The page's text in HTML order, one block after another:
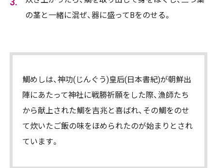
の茎と一緒に混ぜ、器に盛ってBをのせる。
鯛めしは、神功(じんぐう)皇后(日本書紀)が朝鮮出
陣にあたって神社に戦勝祈願をした際、漁師たち
から献上された鯛を吉兆と喜ばれ、その鯛をのせ
て炊いたご飯の味をほめられたのが始まりとされ
ています。